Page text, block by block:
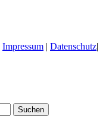
Impressum | Datenschutz|
Suchen